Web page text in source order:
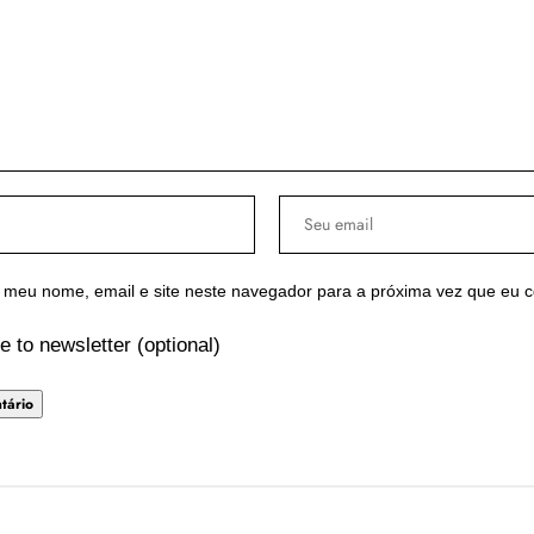
nome, email e site neste navegador para a próxima vez que eu
to newsletter (optional)